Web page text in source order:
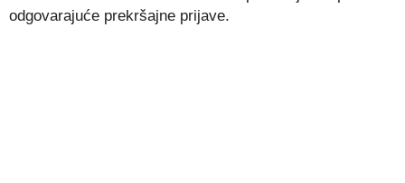
odgovarajuće prekršajne prijave.